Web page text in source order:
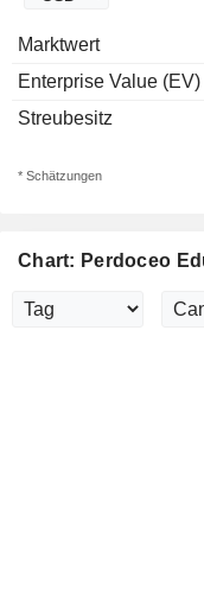
Marktwert
Enterprise Value (EV)
Streubesitz
* Schätzungen
Chart: Perdoceo